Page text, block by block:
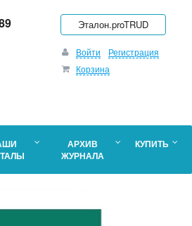
Эталон.proTRUD
Войти
Регистрация
Корзина
АРХИВ
ЖУРНАЛА
КУПИТЬ